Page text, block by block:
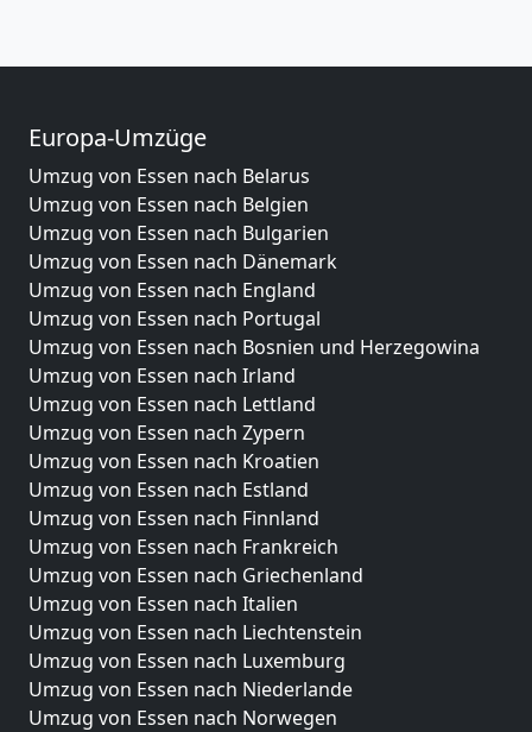
Europa-Umzüge
Umzug von Essen nach Belarus
Umzug von Essen nach Belgien
Umzug von Essen nach Bulgarien
Umzug von Essen nach Dänemark
Umzug von Essen nach England
Umzug von Essen nach Portugal
Umzug von Essen nach Bosnien und Herzegowina
Umzug von Essen nach Irland
Umzug von Essen nach Lettland
Umzug von Essen nach Zypern
Umzug von Essen nach Kroatien
Umzug von Essen nach Estland
Umzug von Essen nach Finnland
Umzug von Essen nach Frankreich
Umzug von Essen nach Griechenland
Umzug von Essen nach Italien
Umzug von Essen nach Liechtenstein
Umzug von Essen nach Luxemburg
Umzug von Essen nach Niederlande
Umzug von Essen nach Norwegen